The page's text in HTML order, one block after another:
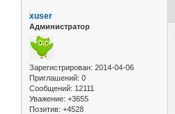
xuser
Администратор
Зарегистрирован: 2014-04-06
Приглашений: 0
Сообщений: 12111
Уважение: +3655
Позитив: +4528